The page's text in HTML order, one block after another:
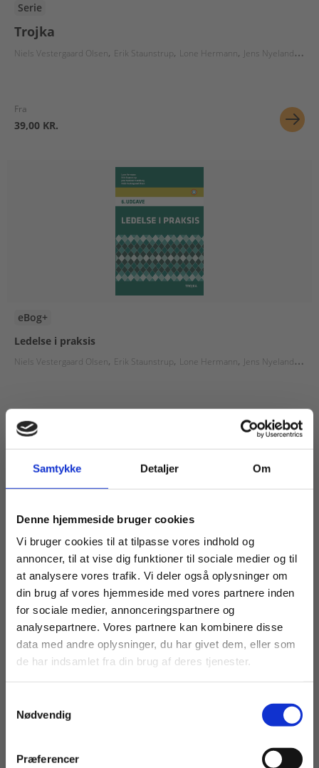
Samtykke Detaljer Om
Denne hjemmeside bruger cookies
Vi bruger cookies til at tilpasse vores indhold og
annoncer, til at vise dig funktioner til sociale medier og til
at analysere vores trafik. Vi deler også oplysninger om
din brug af vores hjemmeside med vores partnere inden
for sociale medier, annonceringspartnere og
analysepartnere. Vores partnere kan kombinere disse
data med andre oplysninger, du har givet dem, eller som
de har indsamlet fra din brug af deres tjenester.
Nødvendig
Præferencer
Serie
Trojka
Niels Vestergaard Olsen Erik Staunstrup Lone Hermann Jens Nyeland Handberg
Fra
39,00 KR.
eBog+
Ledelse i praksis
Niels Vestergaard Olsen Erik Staunstrup Lone Hermann Jens Nyeland Handberg
318,40 KR.
eBog+
Strategi
Erik Staunstrup Lone Hermann
Køb læremidler og find masterclasses mm.
Fortsæt som:
For privatkunder og
studerende. Du får
vist priser inkl.
For institutioner og
virksomheder. Du
får vist priser ekskl.